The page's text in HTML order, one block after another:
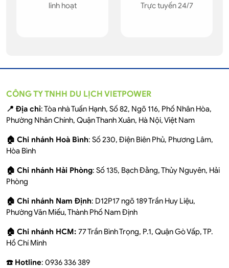
linh hoạt
Trực tuyến 24/7
CÔNG TY TNHH DU LỊCH VIETPOWER
📍 Địa chỉ: Tòa nhà Tuấn Hạnh, Số 82, Ngõ 116, Phố Nhân Hòa,
Phường Nhân Chính, Quận Thanh Xuân, Hà Nội, Việt Nam
🏠 Chi nhánh Hoà Bình: Số 230, Điện Biên Phủ, Phương Lâm,
Hòa Bình
🏠 Chi nhánh Hải Phòng: Số 135, Bạch Đằng, Thủy Nguyên, Hải
Phòng
🏠 Chi nhánh Nam Định: D12P17 ngõ 189 Trần Huy Liệu,
Phường Văn Miếu, Thành Phố Nam Định
🏠 Chi nhánh HCM: 77 Trần Bình Trọng, P.1, Quận Gò Vấp, TP.
Hồ Chí Minh
☎️ Hotline: 0936 336 389